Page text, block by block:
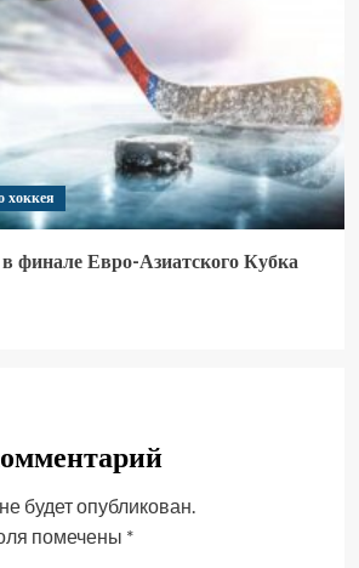
хоккея
финале Евро-Азиатского Кубка
будет опубликован.
помечены *